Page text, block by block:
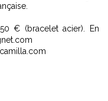
€ (bracelet acier). En